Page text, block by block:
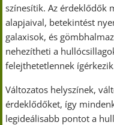
színesítik. Az érdeklődők
alapjaival, betekintést
galaxisok, és
nehezítheti a
felejthetetlennek
Változatos helyszínek,
érdeklődőket, így
legideálisabb pontot a